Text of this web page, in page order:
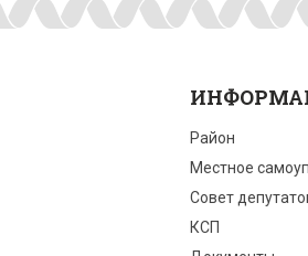
Район
Местное
Совет
КСП